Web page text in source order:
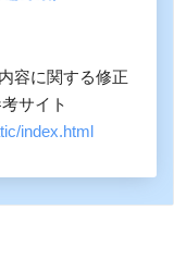
容に関する修正
サイト
index.html